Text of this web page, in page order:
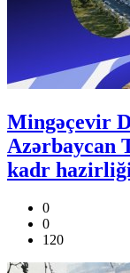
Mingəçevir
Azərbaycan
kadr
0
0
120